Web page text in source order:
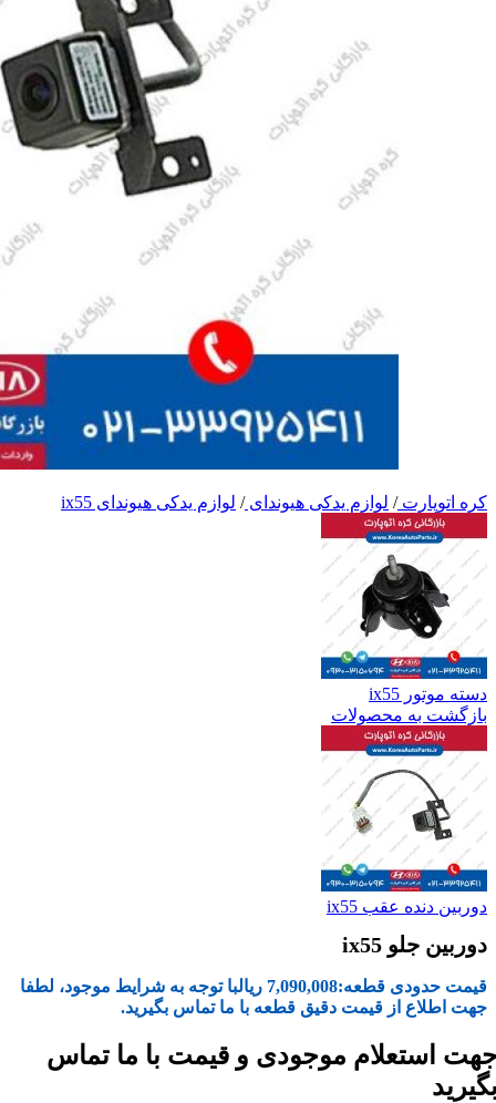
کره اتوپارت/ لوازم یدکی هیوندای/ لوازم یدکی هیوندای ix55
دسته موتور ix55
بازگشت به محصولات
دوربین دنده عقب ix55
دوربین جلو ix55
قیمت حدودی قطعه:7,090,008 ریالبا توجه به شرایط موجود، لطفا
جهت اطلاع از قیمت دقیق قطعه با ما تماس بگیرید.
استعلام موجودی و قیمت با ما تماس